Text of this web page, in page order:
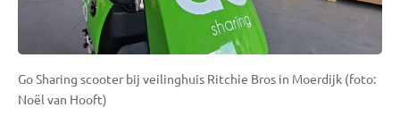
Go Sharing scooter bij veilinghuis Ritchie Bros in Moerdijk (foto:
Noël van Hooft)